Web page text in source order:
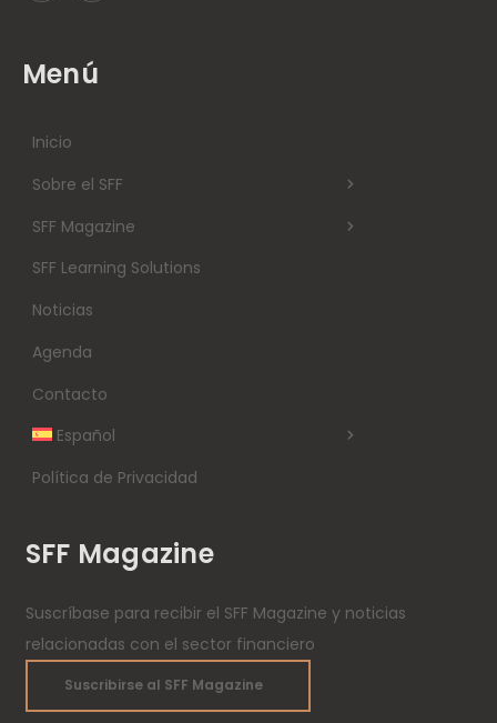
Menú
Inicio
Sobre el SFF
SFF Magazine
SFF Learning Solutions
Noticias
Agenda
Contacto
Español
Política de Privacidad
SFF Magazine
Suscríbase para recibir el SFF Magazine y noticias
relacionadas con el sector financiero
Suscribirse al SFF Magazine